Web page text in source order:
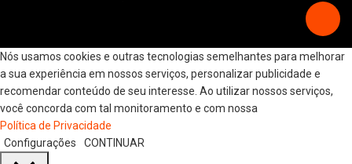
Nós usamos cookies e outras tecnologias semelhantes para melhorar
a sua experiência em nossos serviços, personalizar publicidade e
recomendar conteúdo de seu interesse. Ao utilizar nossos serviços,
você concorda com tal monitoramento e com nossa
Política de Privacidade
Configurações
CONTINUAR